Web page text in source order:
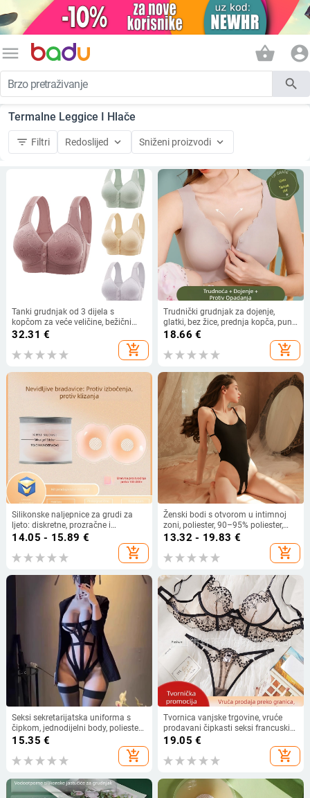
menu shopping_basket account_circle
search
Termalne Leggice I Hlače
filter_list Filtri Redoslijed keyboard_arrow_down Sniženi proizvodi keyboard_arrow_down
Tanki grudnjak od 3 dijela s
kopčom za veće veličine, bežični
prsluk, ljepota, podesivi stražnji dio,
velike košarice, žensko donje rublje
na veliko
32.31 €
add_shopping_cart
Trudnički grudnjak za dojenje,
glatki, bez žice, prednja kopča, puni
košaricu (dojenje)
18.66 €
add_shopping_cart
Silikonske naljepnice za grudi za
ljeto: diskretne, prozračne i
nevidljive ispod odjeće; pogodne za
plivanje; univerzalne za sve veličine
dojki; dostupne u jednobojnim,
varijantama.
14.05 - 15.89 €
add_shopping_cart
Ženski bodi s otvorom u intimnoj
zoni, poliester, 90–95% poliester,
stilovi rola: mornar i zečić
13.32 - 19.83 €
add_shopping_cart
Seksi sekretarijatska uniforma s
čipkom, jednodijelni body, poliester
90–95%, za žene
15.35 €
add_shopping_cart
Tvornica vanjske trgovine, vruće
prodavani čipkasti seksi francuski
set donjeg rublja, uniforma, seksi
crno iskušenje, ultra tanka mreža
od čiste požude
19.05 €
add_shopping_cart